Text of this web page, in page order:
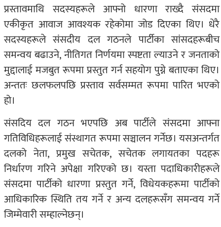
प्रस्तावमाथि सदस्यहरूले आफ्नो धारणा राख्दै संसदमा
एकीकृत आवाज आवश्यक रहेकोमा जोड दिएका थिए। धेरै
सदस्यहरूले संसदीय दल गठनले पार्टीका सांसदहरूबीच
समन्वय बढाउने, नीतिगत निर्णयमा स्पष्टता ल्याउने र जनताको
मुद्दालाई मजबुत रूपमा प्रस्तुत गर्न सहयोग पुग्ने बताएका थिए।
अन्ततः छलफलपछि प्रस्ताव सर्वसम्मत रूपमा पारित भएको
हो।
संसदिय दल गठन भएपछि अब पार्टीले संसदमा आफ्ना
गतिविधिहरूलाई संस्थागत रूपमा सञ्चालन गर्नेछ। यसअन्तर्गत
दलको नेता, प्रमुख सचेतक, सचेतक लगायतका पदहरू
निर्धारण गरिने अपेक्षा गरिएको छ। यस्ता पदाधिकारीहरूले
संसदमा पार्टीको धारणा प्रस्तुत गर्ने, विधेयकहरूमा पार्टीको
आधिकारिक स्थिति तय गर्ने र अन्य दलहरूसँग समन्वय गर्ने
जिम्मेवारी सम्हाल्नेछन्।